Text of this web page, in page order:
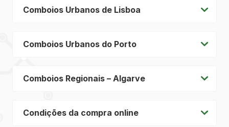
Comboios Urbanos de Lisboa
Comboios Urbanos do Porto
Comboios Regionais – Algarve
Condições da compra online